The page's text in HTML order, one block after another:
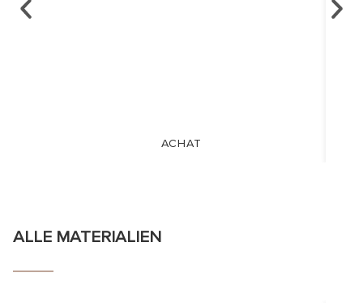
ACHAT
ALLE MATERIALIEN